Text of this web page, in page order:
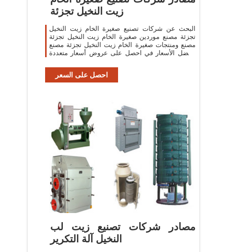
زيت النخيل تجزئة
البحث عن شركات تصنيع صغيرة الخام زيت النخيل
تجزئة مصنع موردين صغيرة الخام زيت النخيل تجزئة
مصنع ومنتجات صغيرة الخام زيت النخيل تجزئة مصنع
بأفضل الأسعار في احصل على عروض أسعار متعددة
احصل على السعر
مصادر شركات تصنيع زيت لب
النخيل آلة التكرير